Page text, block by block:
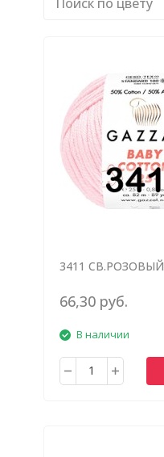
3411 СВ.РОЗОВЫЙ
66,30 руб.
В наличии